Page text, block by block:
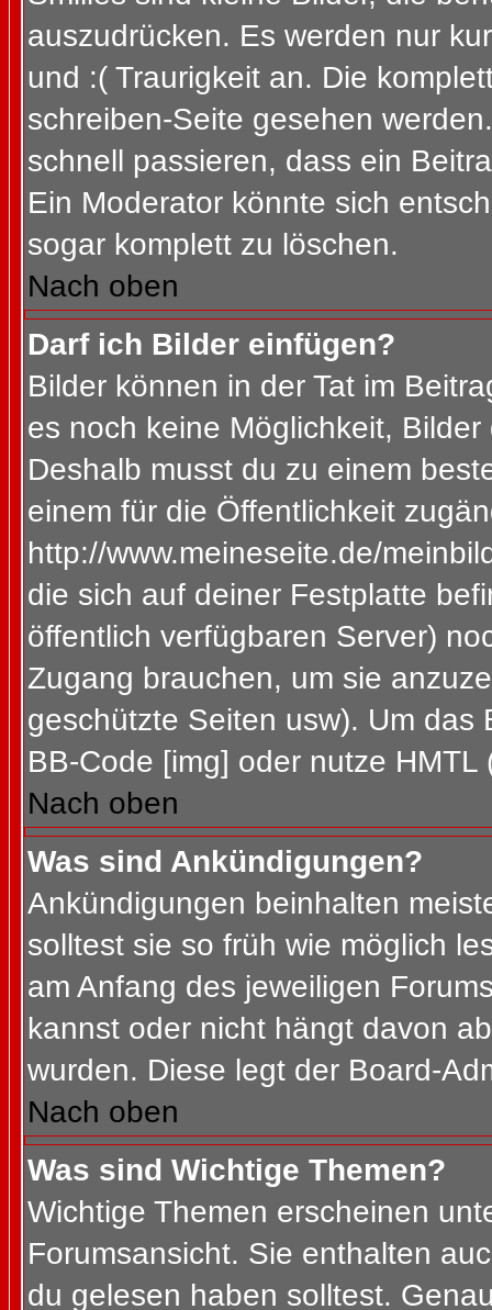
auszudrücken. Es werden nur
und :( Traurigkeit an. Die
schreiben-Seite gesehen
schnell passieren, dass ein
Ein Moderator könnte sich
sogar komplett zu löschen.
Nach oben
Darf ich Bilder einfügen?
Bilder können in der Tat im
es noch keine Möglichkeit,
Deshalb musst du zu einem
einem für die Öffentlichkeit
http://www.meineseite.de/
die sich auf deiner Festplatte
öffentlich verfügbaren Server)
Zugang brauchen, um sie
geschützte Seiten usw). Um
BB-Code [img] oder nutze HMTL
Nach oben
Was sind Ankündigungen?
Ankündigungen beinhalten
solltest sie so früh wie möglich
am Anfang des jeweiligen
kannst oder nicht hängt davon
wurden. Diese legt der Board-
Nach oben
Was sind Wichtige Themen?
Wichtige Themen erscheinen
Forumsansicht. Sie enthalten
du gelesen haben solltest.